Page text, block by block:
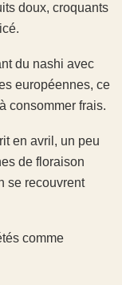
doux, croquants
du nashi avec
européennes, ce
consommer frais.
en avril, un peu
de floraison
se recouvrent
comme